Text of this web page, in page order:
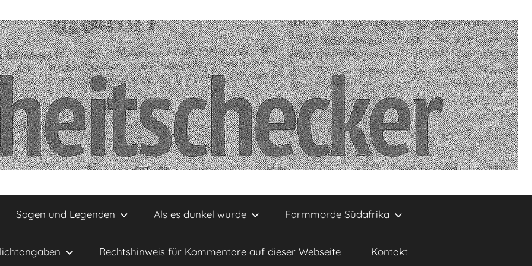
Sagen und Legenden Als es dunkel wurde Farmmorde Südafrika
Rechtshinweis für Kommentare auf dieser Webseite Kontakt